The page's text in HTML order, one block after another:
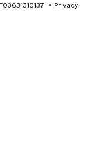
• Privacy